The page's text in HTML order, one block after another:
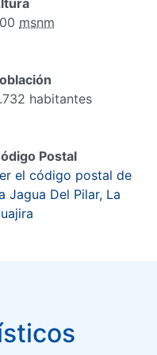
msnm
habitantes
Postal
el código postal de
Jagua Del Pilar, La